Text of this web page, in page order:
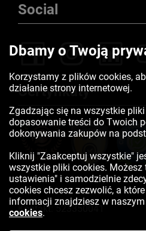
Social
Certyfikaty
Kontakt:523350041
Dbamy o Twoją
Korzystamy z plików cookies,
działanie strony internetowej.
Zgadzając się na wszystkie
dopasowanie treści do Twoich
dokonywania zakupów na
Kliknij "Zaakceptuj wszystkie"
wszystkie pliki cookies. Możesz
ustawienia" i samodzielnie
cookies chcesz zezwolić, a które
informacji znajdziesz w naszym
cookies.